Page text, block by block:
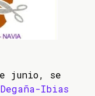
junio, se
Ibias